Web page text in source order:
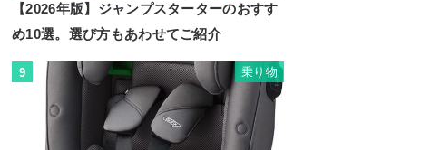
【2026年版】ジャンプスターターのおすす
め10選。選び方もあわせてご紹介
9 乗り物